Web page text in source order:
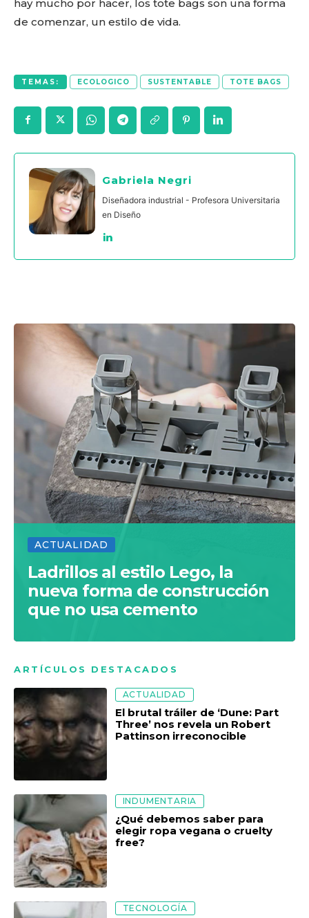
hay mucho por hacer, los tote bags son una forma
de comenzar, un estilo de vida.
TEMAS: ECOLOGICO SUSTENTABLE TOTE BAGS
Gabriela Negri
Diseñadora industrial - Profesora Universitaria
en Diseño
ACTUALIDAD
Ladrillos al estilo Lego, la
nueva forma de construcción
que no usa cemento
ARTÍCULOS DESTACADOS
ACTUALIDAD
El brutal tráiler de ‘Dune: Part
Three’ nos revela un Robert
Pattinson irreconocible
INDUMENTARIA
¿Qué debemos saber para
elegir ropa vegana o cruelty
free?
TECNOLOGÍA